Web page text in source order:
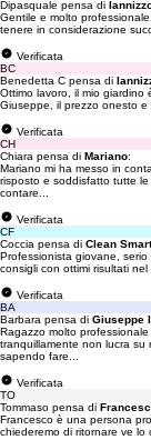
Dipasquale pensa di
Gentile e molto
tenere in considerazione
Verificata
BC
Benedetta C pensa di
Ottimo lavoro, il mio giardino
Giuseppe, il prezzo onesto
Verificata
CH
Chiara pensa di Mariano:
Mariano mi ha messo in
risposto e soddisfatto tutte
contare...
Verificata
CF
Coccia pensa di Clean Smart
Professionista giovane,
consigli con ottimi risultati
Verificata
BA
Barbara pensa di Giuseppe
Ragazzo molto
tranquillamente non lucra
sapendo fare...
Verificata
TO
Tommaso pensa di
Francesco è una persona
chiederemo di ritornare ve lo